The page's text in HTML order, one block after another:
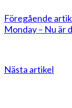
Föregående
Monday – Nu är
Nästa artikel